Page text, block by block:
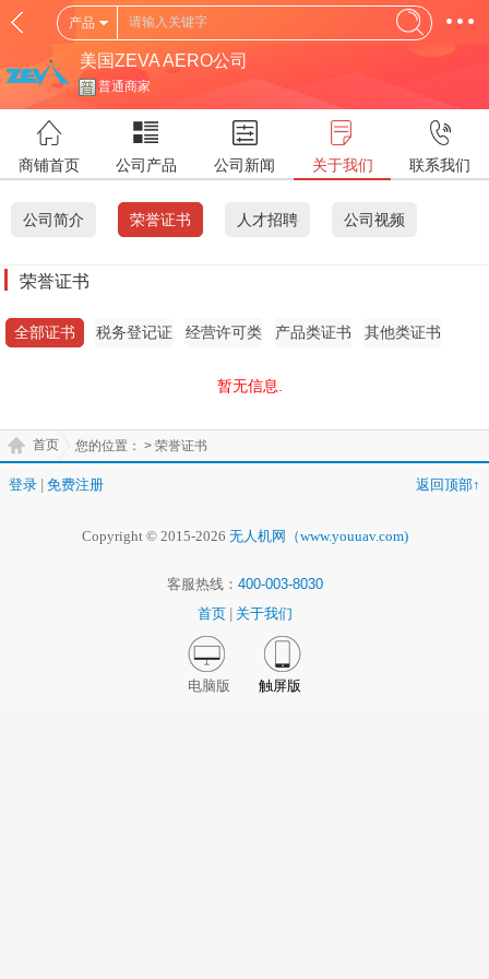
产品
美国ZEVA AERO公司
普通商家
商铺首页 公司产品 公司新闻 关于我们 联系我们
公司简介 荣誉证书 人才招聘 公司视频
荣誉证书
全部证书 税务登记证
经营许可类
产品类证书 其他类证书
暂无信息.
您的位置：
首页 > 荣誉证书
登录 免费注册 返回顶部↑
Copyright © 2015-2026 无人机网（www.youuav.com)
客服热线： 400-003-8030
首页
关于我们
电脑版 触屏版